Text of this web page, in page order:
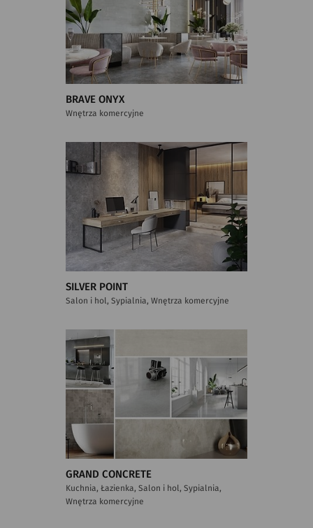
BRAVE ONYX
Wnętrza komercyjne
SILVER POINT
Salon i hol, Sypialnia, Wnętrza komercyjne
GRAND CONCRETE
Kuchnia, Łazienka, Salon i hol, Sypialnia,
Wnętrza komercyjne